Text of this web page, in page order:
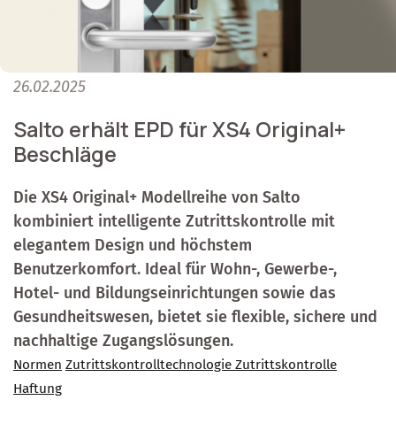
26.02.2025
Salto erhält EPD für XS4 Original+
Beschläge
Die XS4 Original+ Modellreihe von Salto
kombiniert intelligente Zutrittskontrolle mit
elegantem Design und höchstem
Benutzerkomfort. Ideal für Wohn-, Gewerbe-,
Hotel- und Bildungseinrichtungen sowie das
Gesundheitswesen, bietet sie flexible, sichere und
nachhaltige Zugangslösungen.
Normen Zutrittskontrolltechnologie Zutrittskontrolle
Haftung